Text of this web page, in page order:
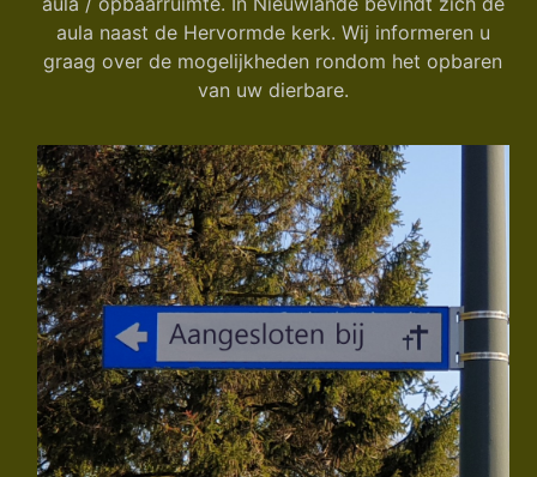
aula naast de Hervormde kerk. Wij informeren u
graag over de mogelijkheden rondom het opbaren
van uw dierbare.